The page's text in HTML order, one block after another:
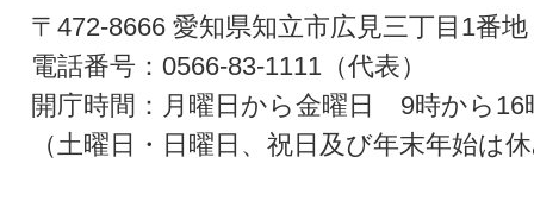
〒472-8666 愛知県知立市広見三丁目1番地
電話番号：0566-83-1111（代表）
開庁時間：月曜日から金曜日 9時から16
（土曜日・日曜日、祝日及び年末年始は